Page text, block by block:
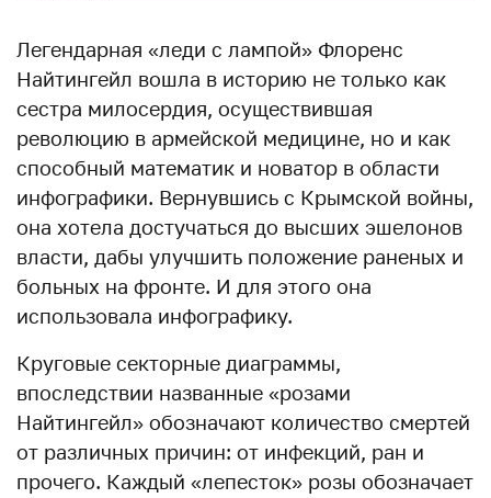
Легендарная «леди с лампой» Флоренс
Найтингейл вошла в историю не только как
сестра милосердия, осуществившая
революцию в армейской медицине, но и как
способный математик и новатор в области
инфографики. Вернувшись с Крымской войны,
она хотела достучаться до высших эшелонов
власти, дабы улучшить положение раненых и
больных на фронте. И для этого она
использовала инфографику.
Круговые секторные диаграммы,
впоследствии названные «розами
Найтингейл» обозначают количество смертей
от различных причин: от инфекций, ран и
прочего. Каждый «лепесток» розы обозначает